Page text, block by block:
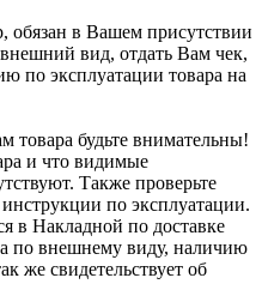
обязан в Вашем присутствии
внешний вид, отдать Вам чек,
по эксплуатации товара на
товара будьте внимательны!
и что видимые
Также проверьте
по эксплуатации.
в Накладной по доставке
по внешнему виду, наличию
же свидетельствует об